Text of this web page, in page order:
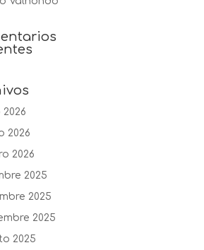
2026
2026
2025
2025
2025
2025